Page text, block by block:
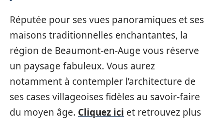
Réputée pour ses vues panoramiques et ses
maisons traditionnelles enchantantes, la
région de Beaumont-en-Auge vous réserve
un paysage fabuleux. Vous aurez
notamment à contempler l’architecture de
ses cases villageoises fidèles au savoir-faire
du moyen âge. Cliquez ici et retrouvez plus